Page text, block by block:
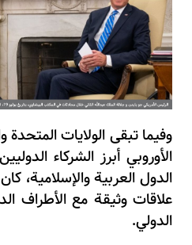
وفيما تبقى الولايات المتحدة
الأوروبي أبرز الشركاء
الدول العربية والإسلامية،
علاقات وثيقة مع الأطراف
الدولي.